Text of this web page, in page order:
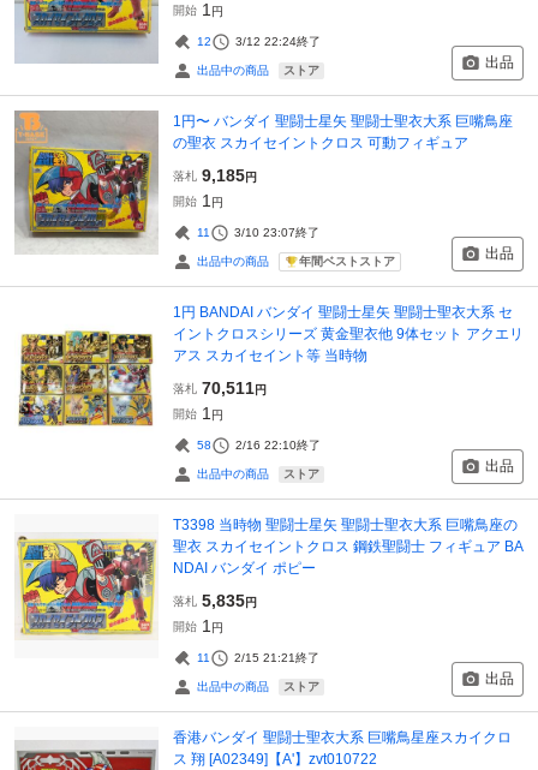
開始 1 円
12 3/12 22:24終了
出品中の商品 ストア 出品
1円〜 バンダイ 聖闘士星矢 聖闘士聖衣大系 巨嘴鳥座
の聖衣 スカイセイントクロス 可動フィギュア
落札 9,185円
開始 1 円
11 3/10 23:07終了
出品中の商品 年間ベストストア 出品
1円 BANDAI バンダイ 聖闘士星矢 聖闘士聖衣大系 セ
イントクロスシリーズ 黄金聖衣他 9体セット アクエリ
アス スカイセイント等 当時物
落札 70,511円
開始 1 円
58 2/16 22:10終了
出品中の商品 ストア 出品
T3398 当時物 聖闘士星矢 聖闘士聖衣大系 巨嘴鳥座の
聖衣 スカイセイントクロス 鋼鉄聖闘士 フィギュア BA
NDAI バンダイ ポピー
落札 5,835円
開始 1 円
11 2/15 21:21終了
出品中の商品 ストア 出品
香港バンダイ 聖闘士聖衣大系 巨嘴鳥星座スカイクロ
ス 翔 [A02349]【A'】zvt010722